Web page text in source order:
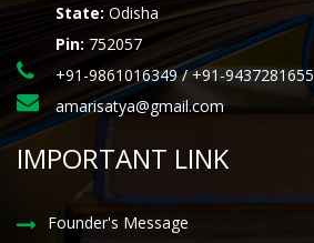
State: Odisha
Pin:752057
+91-9861016349 / +91-9437281655
amarisatya@gmail.com
IMPORTANT LINK
Founder's Message